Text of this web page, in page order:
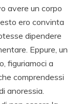
avere un corpo
ero convinta
dipendere
Eppure, un
figuriamoci a
comprendessi
anoressia.